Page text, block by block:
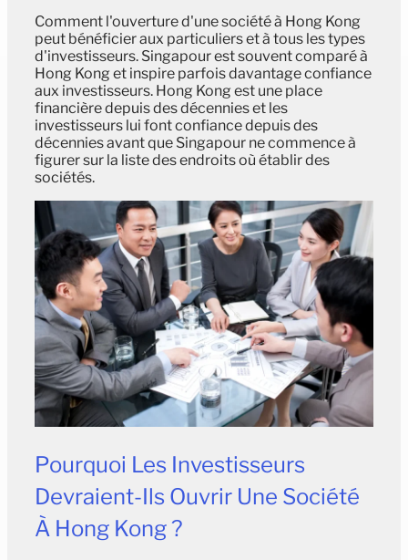
Comment l'ouverture d'une société à Hong Kong
peut bénéficier aux particuliers et à tous les types
d'investisseurs. Singapour est souvent comparé à
Hong Kong et inspire parfois davantage confiance
aux investisseurs. Hong Kong est une place
financière depuis des décennies et les
investisseurs lui font confiance depuis des
décennies avant que Singapour ne commence à
figurer sur la liste des endroits où établir des
sociétés.
Pourquoi Les Investisseurs
Devraient-Ils Ouvrir Une Société
À Hong Kong ?